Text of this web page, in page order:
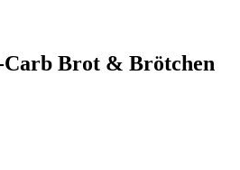
Carb Brot & Brötchen